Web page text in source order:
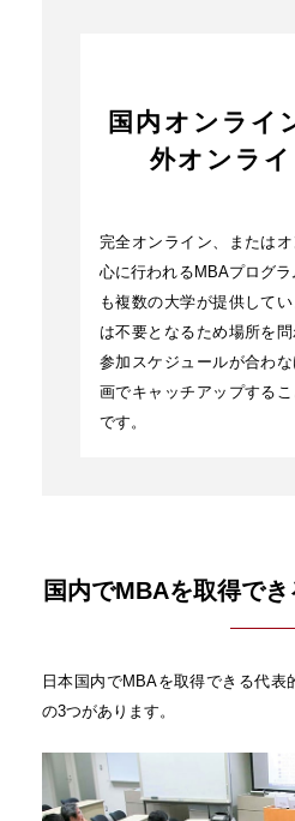
国内オンライ
外オンラ
完全オンライン、または
心に行われるMBAプログ
も複数の大学が提供して
は不要となるため場所を問
参加スケジュールが合わ
画でキャッチアップする
です。
国内でMBAを取得で
日本国内でMBAを取得できる代表
の3つがあります。